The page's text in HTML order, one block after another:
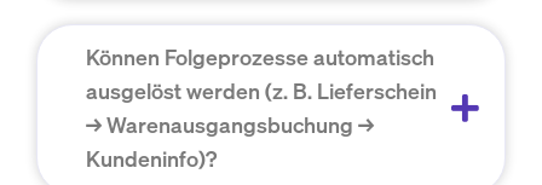
Können Folgeprozesse automatisch
ausgelöst werden (z. B. Lieferschein
→ Warenausgangsbuchung →
Kundeninfo)?